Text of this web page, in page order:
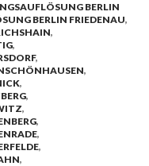
BERLIN
BERLIN FRIEDENAU,
,
,
,
,
,
,
,
,
,
,
,